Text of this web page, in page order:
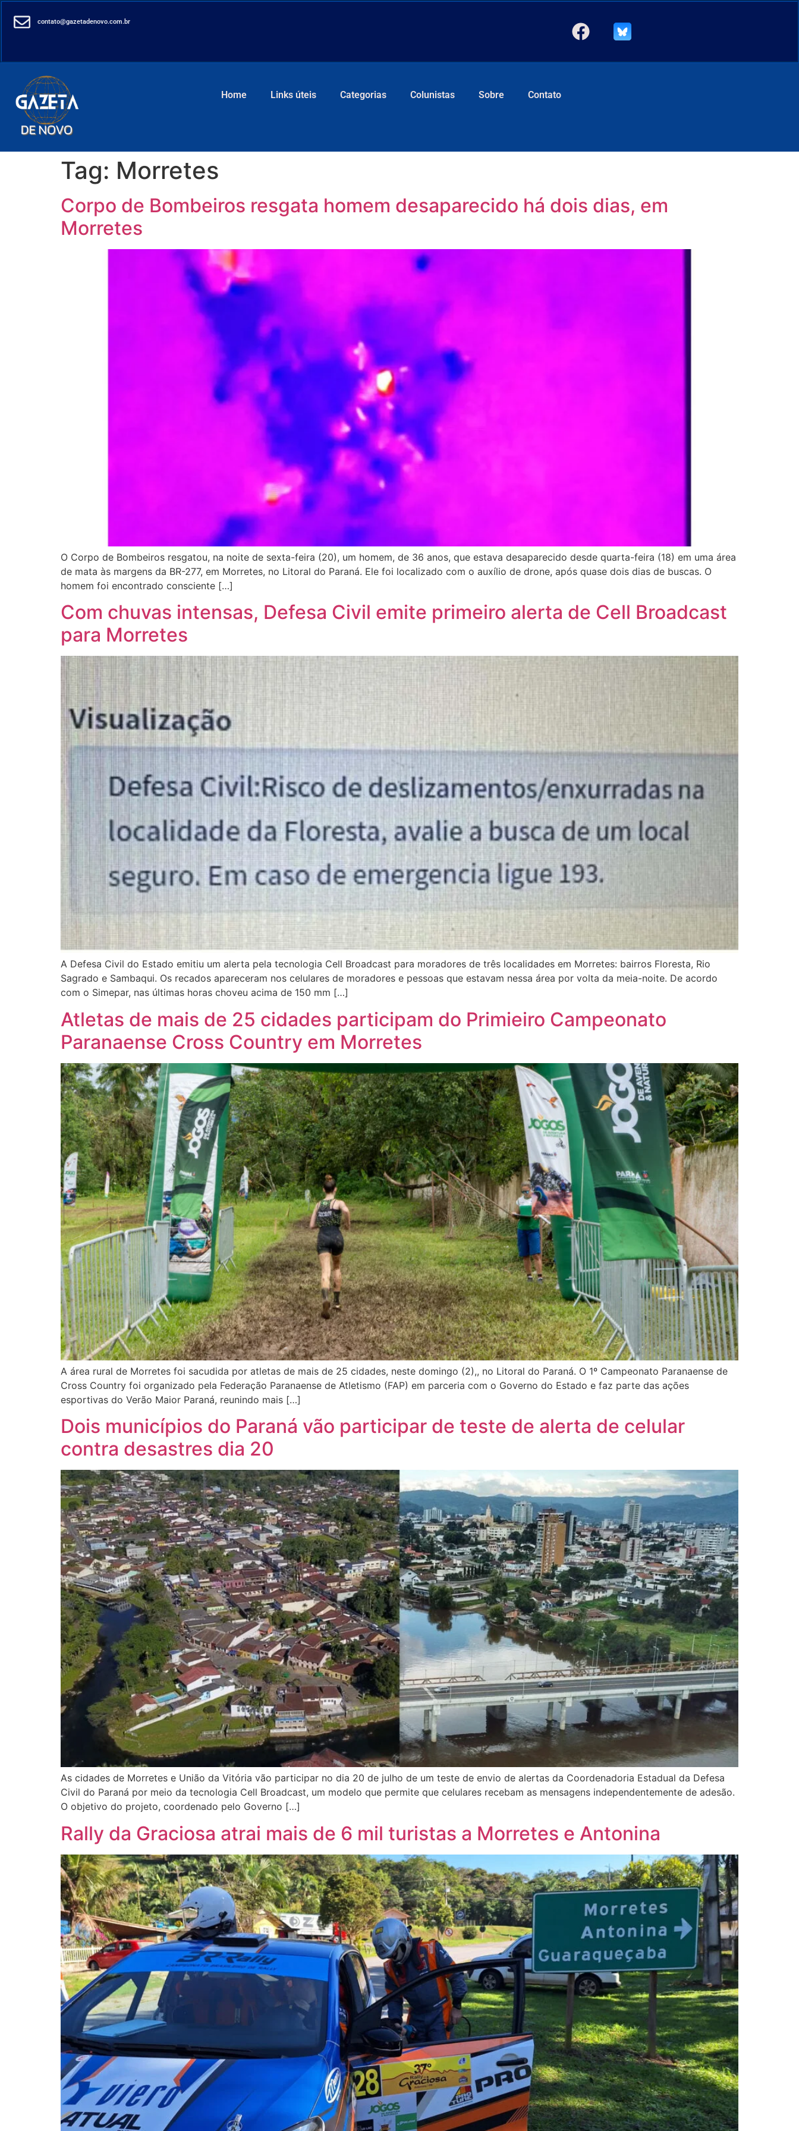
contato@gazetadenovo.com.br
Home Links úteis Categorias Colunistas Sobre Contato
Tag: Morretes
Corpo de Bombeiros resgata homem desaparecido há dois dias, em
Morretes
O Corpo de Bombeiros resgatou, na noite de sexta-feira (20), um homem, de 36 anos, que estava desaparecido desde quarta-feira (18) em uma área
de mata às margens da BR-277, em Morretes, no Litoral do Paraná. Ele foi localizado com o auxílio de drone, após quase dois dias de buscas. O
homem foi encontrado consciente […]
Com chuvas intensas, Defesa Civil emite primeiro alerta de Cell Broadcast
para Morretes
A Defesa Civil do Estado emitiu um alerta pela tecnologia Cell Broadcast para moradores de três localidades em Morretes: bairros Floresta, Rio
Sagrado e Sambaqui. Os recados apareceram nos celulares de moradores e pessoas que estavam nessa área por volta da meia-noite. De acordo
com o Simepar, nas últimas horas choveu acima de 150 mm […]
Atletas de mais de 25 cidades participam do Primieiro Campeonato
Paranaense Cross Country em Morretes
A área rural de Morretes foi sacudida por atletas de mais de 25 cidades, neste domingo (2),, no Litoral do Paraná. O 1º Campeonato Paranaense de
Cross Country foi organizado pela Federação Paranaense de Atletismo (FAP) em parceria com o Governo do Estado e faz parte das ações
esportivas do Verão Maior Paraná, reunindo mais […]
Dois municípios do Paraná vão participar de teste de alerta de celular
contra desastres dia 20
As cidades de Morretes e União da Vitória vão participar no dia 20 de julho de um teste de envio de alertas da Coordenadoria Estadual da Defesa
Civil do Paraná por meio da tecnologia Cell Broadcast, um modelo que permite que celulares recebam as mensagens independentemente de adesão.
O objetivo do projeto, coordenado pelo Governo […]
Rally da Graciosa atrai mais de 6 mil turistas a Morretes e Antonina